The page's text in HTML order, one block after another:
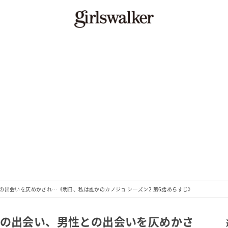
出会いを仄めかされ…《明日、私は誰かのカノジョ シーズン2 第6話あらすじ》
出会い、男性との出会いを仄めかさ